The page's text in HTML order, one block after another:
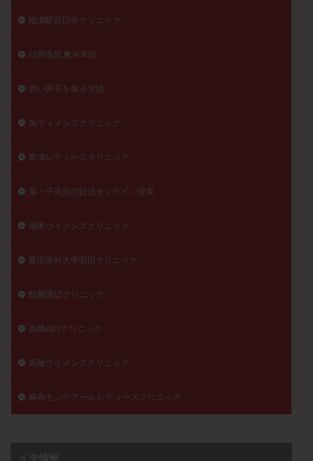
綾瀬駅前臼井クリニック
臼井医院 亀有本院
良い卵子を採る方法
英ウィメンズクリニック
草津レディースクリニック
菜々子先生の妊活オンライン授業
蔵本ウイメンズクリニック
藤田医科大学羽田クリニック
醍醐渡辺クリニック
高崎ARTクリニック
高橋ウイメンズクリニック
麻布モンテアール レディースクリニック